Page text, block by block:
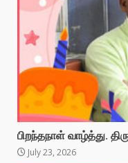
பிறந்தநாள் வாழ்த்து.
July 23, 2026